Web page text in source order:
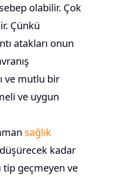
olabilir. Çok
Çünkü
atakları onun
ve mutlu bir
ve uygun
sağlık
kadar
tip geçmeyen ve